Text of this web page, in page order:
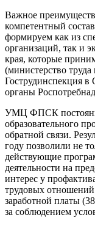
Важное
компетентный
формируем как из
организаций, так и
края, которые
(министерство
Гострудинспекция
органы
УМЦ ФПСК
образовательного
обратной связи.
году позволили не
действующие
деятельности на
интерес у
трудовых отношений
заработной платы
за соблюдением